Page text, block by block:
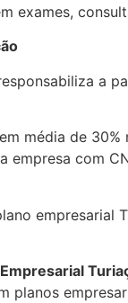
exames,
a
média de
com
empresarial
planos